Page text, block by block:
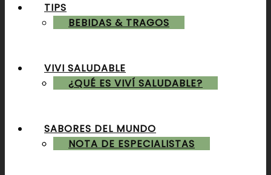
BEBIDAS & TRAGOS
ALMUERZOS & CENAS
POSTRES & TORTAS
TIPS
VIVI SALUDABLE
¿QUÉ ES VIVÍ SALUDABLE?
NOTA DE ESPECIALISTAS
SABORES DEL MUNDO